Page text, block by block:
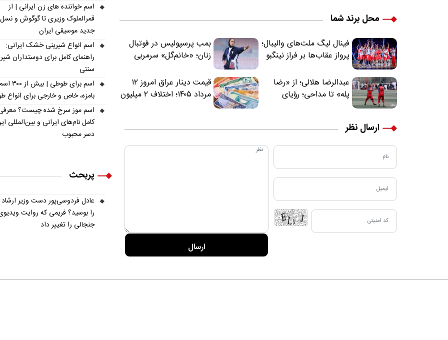
محل برند شما
فینال لیگ ملت‌های والیبال؛
پرواز عقاب‌ها بر فراز نینگبو
بمب پرسپولیس در فوتبال
زنان؛ «خانم‌گل» سرمربی
عبدالرضا هلالی؛ از «رضا
پله» تا مداحی؛ رؤیای
قیمت دینار عراق امروز ۱۲
مرداد ۱۴۰۵؛ اختلاف ۲ میلیون
ارسال نظر
اسم خواننده های زن ایرانی | از
قمرالملوک وزیری تا گوگوش و نسل
جدید موسیقی ایران
اسم انواع شیرینی خشک ایرانی:
راهنمای کامل برای دوستداران
سنتی
اسم برای
بامزه، خاص و خارجی برای انواع
اسم موز سرخ شده چیست؟
کامل نام‌های ایرانی و بین‌المللی
دسر محبوب
پربحث
عادل فردوسی‌پور دست وزیر ارشاد
را بوسید؟ فریمی که روایت
جنجالی را تغییر داد